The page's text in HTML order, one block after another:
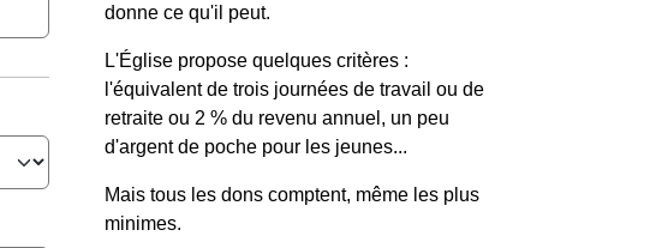
donne ce qu'il peut.
L'Église propose quelques critères :
l'équivalent de trois journées de travail ou de
retraite ou 2 % du revenu annuel, un peu
d'argent de poche pour les jeunes...
Mais tous les dons comptent, même les plus
minimes.